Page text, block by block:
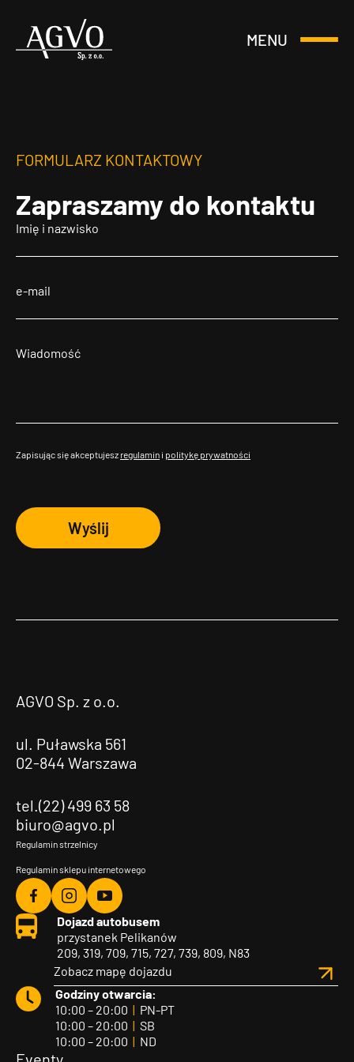
Header
MENU
Otwórz
FORMULARZ KONTAKTOWY
Zapraszamy do kontaktu
Zapisując się akceptujesz regulamin i politykę prywatności
Wyślij
AGVO Sp. z o.o.
ul. Puławska 561
02-844 Warszawa
tel.(22) 499 63 58
biuro@agvo.pl
Regulamin strzelnicy
Regulamin sklepu internetowego
Agvo
Facebook
Agvo
Instagram
Agvo
YouTube
Dojazd autobusem
przystanek Pelikanów
209, 319, 709, 715, 727, 739, 809, N83
Zobacz mapę dojazdu
Godziny otwarcia:
10:00 – 20:00 | PN-PT
10:00 – 20:00 | SB
10:00 – 20:00 | ND